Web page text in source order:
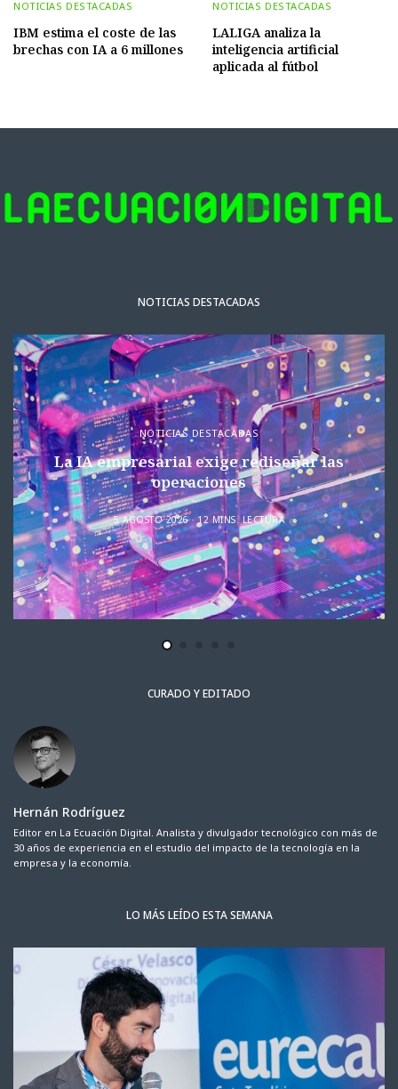
NOTICIAS DESTACADAS
IBM estima el coste de las
brechas con IA a 6 millones
NOTICIAS DESTACADAS
LALIGA analiza la
inteligencia artificial
aplicada al fútbol
NOTICIAS DESTACADAS
NOTICIAS DESTACADAS
La IA empresarial exige rediseñar las
operaciones
5 AGOSTO 2026 12 MINS. LECTURA
CURADO Y EDITADO
Hernán Rodríguez
Editor en La Ecuación Digital. Analista y divulgador tecnológico con más de
30 años de experiencia en el estudio del impacto de la tecnología en la
empresa y la economía.
LO MÁS LEÍDO ESTA SEMANA